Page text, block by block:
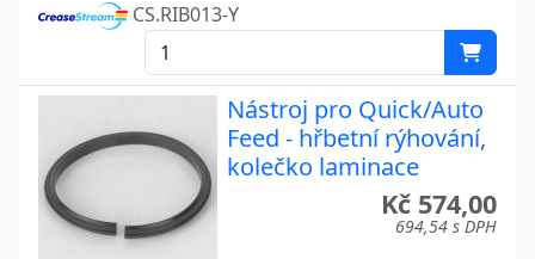
CS.RIB013-Y
Nástroj pro Quick/Auto
Feed - hřbetní rýhování,
kolečko laminace
Kč 574,00
694,54 s DPH